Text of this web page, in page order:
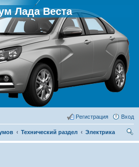
Лада Веста
Вход
Регистрация
Технический раздел
Электрика
ои